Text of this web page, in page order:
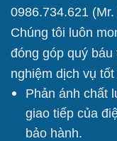
0986.734.621
Chúng tôi luôn
đóng góp quý
nghiệm dịch vụ
Phản ánh chất
giao tiếp của
bảo hành.